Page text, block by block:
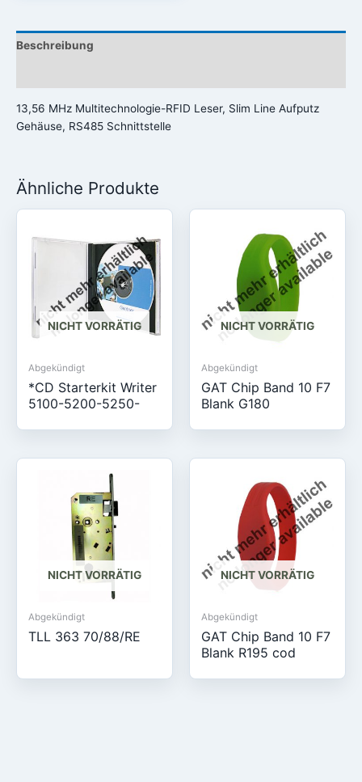
Beschreibung
13,56 MHz Multitechnologie-RFID Leser, Slim Line Aufputz
Gehäuse, RS485 Schnittstelle
Ähnliche Produkte
NICHT VORRÄTIG
Abgekündigt
*CD Starterkit Writer
5100-5200-5250-
NICHT VORRÄTIG
Abgekündigt
GAT Chip Band 10 F7
Blank G180
NICHT VORRÄTIG
Abgekündigt
TLL 363 70/88/RE
NICHT VORRÄTIG
Abgekündigt
GAT Chip Band 10 F7
Blank R195 cod